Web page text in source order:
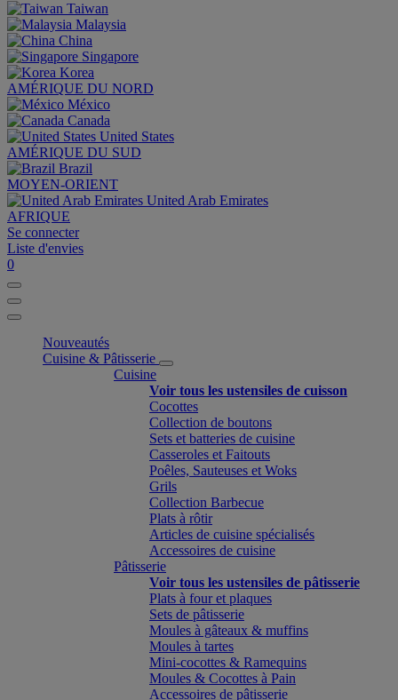
Taiwan
Malaysia
China
Singapore
Korea
AMÉRIQUE DU NORD
México
Canada
United States
AMÉRIQUE DU SUD
Brazil
MOYEN-ORIENT
United Arab Emirates
AFRIQUE
Se connecter
Liste d'envies
0
Nouveautés
Cuisine & Pâtisserie
Cuisine
Voir tous les ustensiles de cuisson
Cocottes
Collection de boutons
Sets et batteries de cuisine
Casseroles et Faitouts
Poêles, Sauteuses et Woks
Grils
Collection Barbecue
Plats à rôtir
Articles de cuisine spécialisés
Accessoires de cuisine
Pâtisserie
Voir tous les ustensiles de pâtisserie
Plats à four et plaques
Sets de pâtisserie
Moules à gâteaux & muffins
Moules à tartes
Mini-cocottes & Ramequins
Moules & Cocottes à Pain
Accessoires de pâtisserie